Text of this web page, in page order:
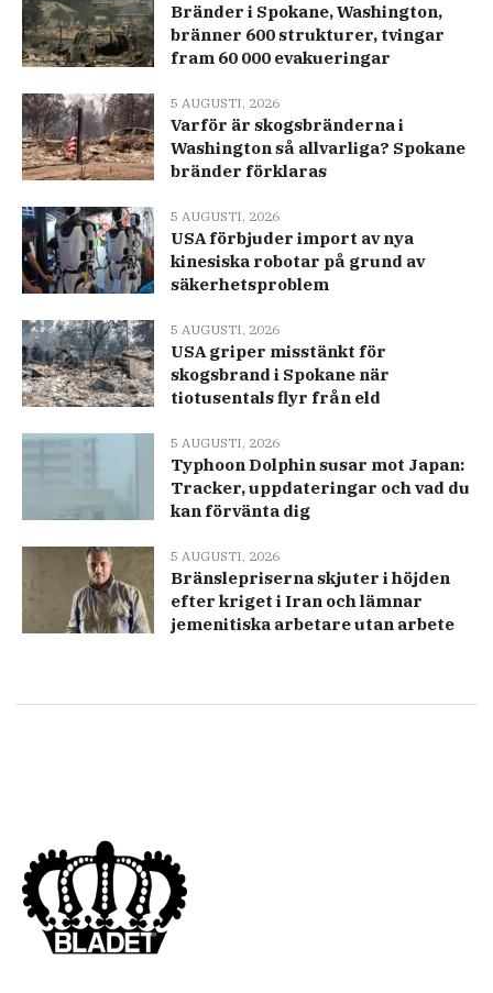
Bränder i Spokane, Washington,
bränner 600 strukturer, tvingar
fram 60 000 evakueringar
5 AUGUSTI, 2026
Varför är skogsbränderna i
Washington så allvarliga? Spokane
bränder förklaras
5 AUGUSTI, 2026
USA förbjuder import av nya
kinesiska robotar på grund av
säkerhetsproblem
5 AUGUSTI, 2026
USA griper misstänkt för
skogsbrand i Spokane när
tiotusentals flyr från eld
5 AUGUSTI, 2026
Typhoon Dolphin susar mot Japan:
Tracker, uppdateringar och vad du
kan förvänta dig
5 AUGUSTI, 2026
Bränslepriserna skjuter i höjden
efter kriget i Iran och lämnar
jemenitiska arbetare utan arbete